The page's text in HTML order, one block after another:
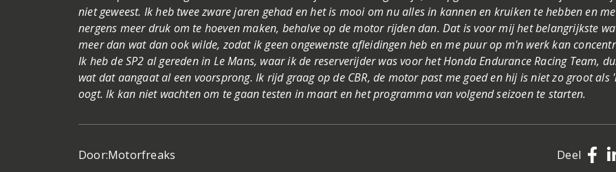
niet geweest. Ik heb twee zware jaren gehad en het is mooi om nu alles in kannen en kruiken te hebben en me
nergens meer druk om te hoeven maken, behalve op de motor rijden dan. Dat is voor mij het belangrijkste
meer dan wat dan ook wilde, zodat ik geen ongewenste afleidingen heb en me puur op m'n werk kan
Ik heb de SP2 al gereden in Le Mans, waar ik de reserverijder was voor het Honda Endurance Racing Team,
wat dat aangaat al een voorsprong. Ik rijd graag op de CBR, de motor past me goed en hij is niet zo groot als
oogt. Ik kan niet wachten om te gaan testen in maart en het programma van volgend seizoen te starten.
Door:Motorfreaks Deel